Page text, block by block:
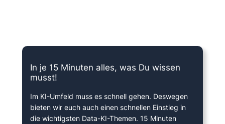
In je 15 Minuten alles, was Du wissen
musst!
Im KI-Umfeld muss es schnell gehen. Deswegen
bieten wir euch auch einen schnellen Einstieg in
die wichtigsten Data-KI-Themen. 15 Minuten